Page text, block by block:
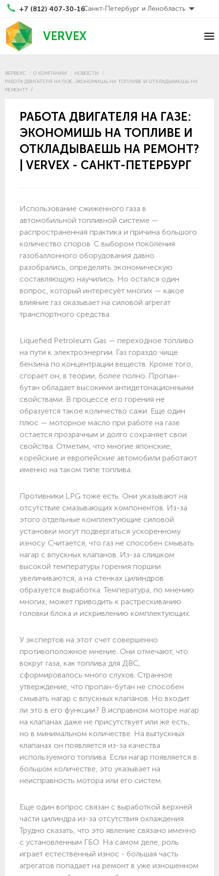
+7 (812) 407-30-16Санкт-Петербург и Ленобласть
VERVEX
ВЕРВЕКС О КОМПАНИИ
НОВОСТИ
РАБОТА ДВИГАТЕЛЯ НА ГАЗЕ: ЭКОНОМИШЬ НА ТОПЛИВЕ И ОТКЛАДЫВАЕШЬ НА
РЕМОНТ?
РАБОТА ДВИГАТЕЛЯ НА ГАЗЕ:
ЭКОНОМИШЬ НА ТОПЛИВЕ И
ОТКЛАДЫВАЕШЬ НА РЕМОНТ?
| VERVEX - САНКТ-ПЕТЕРБУРГ
Использование сжиженного газа в
автомобильной топливной системе —
распространенная практика и причина большого
количество споров. С выбором поколения
газобаллонного оборудования давно
разобрались, определять экономическую
составляющую научились. Но остался один
вопрос, который интересует многих — какое
влияние газ оказывает на силовой агрегат
транспортного средства.
Liquefied Petroleum Gas — переходное топливо
на пути к электроэнергии. Газ гораздо чище
бензина по концентрации веществ. Кроме того,
сгорает он, в теории, более полно. Пропан-
бутан обладает высокими антидетонационными
свойствами. В процессе его горения не
образуется такое количество сажи. Еще один
плюс — моторное масло при работе на газе
остается прозрачным и долго сохраняет свои
свойства. Отметим, что многие японские,
корейские и европейские автомобили работают
именно на таком типе топлива.
Противники LPG тоже есть. Они указывают на
отсутствие смазывающих компонентов. Из-за
этого отдельные комплектующие силовой
установки могут подвергаться ускоренному
износу. Считается, что газ не способен смывать
нагар с впускных клапанов. Из-за слишком
высокой температуры горения поршни
увеличиваются, а на стенках цилиндров
образуется выработка. Температура, по мнению
многих, может приводить к растрескиванию
головки блока и искривлению комплектующих.
У экспертов на этот счет совершенно
противоположное мнение. Они отмечают, что
вокруг газа, как топлива для ДВС,
сформировалось много слухов. Странное
утверждение, что пропан-бутан не способен
смывать нагар с впускных клапанов. Но входит
ли это в его функции? В исправном моторе нагар
на клапанах даже не присутствует или же есть,
но в минимальном количестве. На выпускных
клапанах он появляется из-за качества
используемого топлива. Если нагар появляется в
большом количестве, это указывает на
неисправность мотора или его систем.
Еще один вопрос связан с выработкой верхней
части цилиндра из-за отсутствия охлаждения.
Трудно сказать, что это явление связано именно
с установленным ГБО. На самом деле, роль
играет естественный износ - большая часть
агрегатов попадает на ремонт в уже изношенном